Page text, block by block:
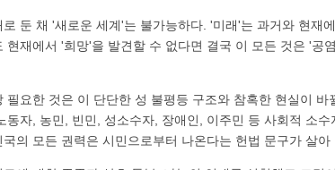
로 둔 채 '새로운 세계'는 불가능하다. '미래'는 과거와 현재
현재에서 '희망'을 발견할 수 없다면 결국 이 모든 것은 '공
필요한 것은 이 단단한 성 불평등 구조와 참혹한 현실이
동자, 농민, 빈민, 성소수자, 장애인, 이주민 등 사회적 소
의 모든 권력은 시민으로부터 나온다는 헌법 문구가 살